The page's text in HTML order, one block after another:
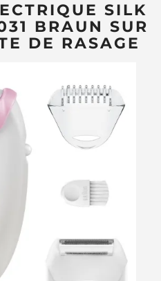
SILK
BRAUN SUR
DE RASAGE